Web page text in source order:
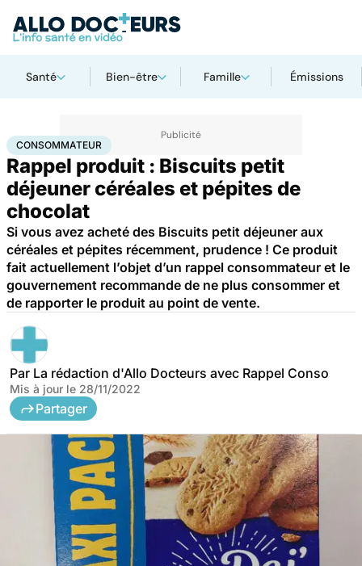
Santé Bien-être Famille Émissions
AccueilSantéConsommateur
CONSOMMATEUR
Rappel produit : Biscuits petit
déjeuner céréales et pépites de
chocolat
Si vous avez acheté des Biscuits petit déjeuner aux
céréales et pépites récemment, prudence ! Ce produit
fait actuellement l’objet d’un rappel consommateur et le
gouvernement recommande de ne plus consommer et
de rapporter le produit au point de vente.
Par La rédaction d'Allo Docteurs avec Rappel Conso
Mis à jour le 28/11/2022
Partager